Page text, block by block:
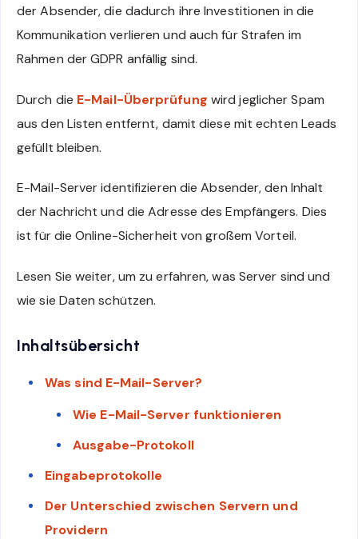
der Absender, die dadurch ihre Investitionen in die
Kommunikation verlieren und auch für Strafen im
Rahmen der GDPR anfällig sind.
Durch die E-Mail-Überprüfung wird jeglicher Spam
aus den Listen entfernt, damit diese mit echten Leads
gefüllt bleiben.
E-Mail-Server identifizieren die Absender, den Inhalt
der Nachricht und die Adresse des Empfängers. Dies
ist für die Online-Sicherheit von großem Vorteil.
Lesen Sie weiter, um zu erfahren, was Server sind und
wie sie Daten schützen.
Inhaltsübersicht
Was sind E-Mail-Server?
Wie E-Mail-Server funktionieren
Ausgabe-Protokoll
Eingabeprotokolle
Der Unterschied zwischen Servern und
Providern